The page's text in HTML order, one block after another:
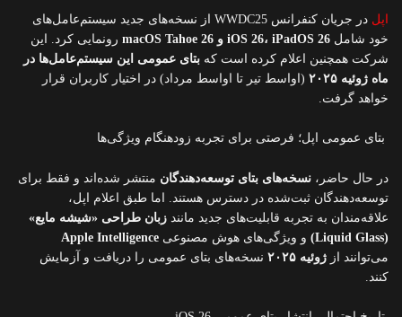
اپل
در جریان کنفرانس WWDC25 از نسخه‌های جدید سیستم‌عامل‌های
خود شامل iOS 26، iPadOS 26 و macOS Tahoe 26
رونمایی کرد. این
شرکت همچنین اعلام کرده است که بتای عمومی این سیستم‌عامل‌ها در
ماه ژوئیه ۲۰۲۵
(اواسط تیر تا اواسط مرداد) در اختیار کاربران قرار
خواهد گرفت.
بتای عمومی اپل؛ فرصتی برای تجربه زودهنگام ویژگی‌ها
در حال حاضر، نسخه‌های بتای توسعه‌دهندگان منتشر شده‌اند و فقط برای
توسعه‌دهندگان ثبت‌شده در دسترس هستند. اما طبق اعلام اپل،
علاقه‌مندان به تجربه قابلیت‌های جدید مانند زبان طراحی «شیشه مایع»
(Liquid Glass)
و ویژگی‌های هوش مصنوعی Apple Intelligence
می‌توانند از ژوئیه ۲۰۲۵
نسخه‌های بتای عمومی را دریافت و آزمایش
کنند.